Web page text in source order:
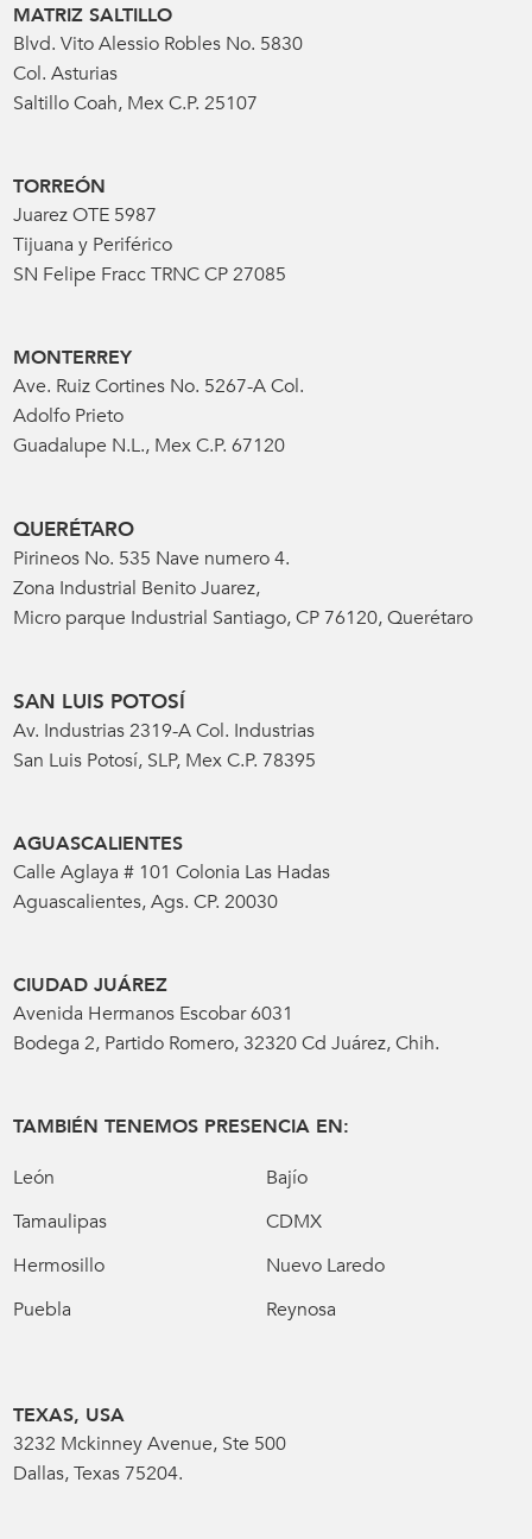
MATRIZ SALTILLO
Blvd. Vito Alessio Robles No. 5830
Col. Asturias
Saltillo Coah, Mex C.P. 25107
TORREÓN
Juarez OTE 5987
Tijuana y Periférico
SN Felipe Fracc TRNC CP 27085
MONTERREY
Ave. Ruiz Cortines No. 5267-A Col.
Adolfo Prieto
Guadalupe N.L., Mex C.P. 67120
QUERÉTARO
Pirineos No. 535 Nave numero 4.
Zona Industrial Benito Juarez,
Micro parque Industrial Santiago, CP 76120, Querétaro
SAN LUIS POTOSÍ
Av. Industrias 2319-A Col. Industrias
San Luis Potosí, SLP, Mex C.P. 78395
AGUASCALIENTES
Calle Aglaya # 101 Colonia Las Hadas
Aguascalientes, Ags. CP. 20030
CIUDAD JUÁREZ
Avenida Hermanos Escobar 6031
Bodega 2, Partido Romero, 32320 Cd Juárez, Chih.
TAMBIÉN TENEMOS PRESENCIA EN:
León
Bajío
Tamaulipas
CDMX
Hermosillo
Nuevo Laredo
Puebla
Reynosa
TEXAS, USA
3232 Mckinney Avenue, Ste 500
Dallas, Texas 75204.